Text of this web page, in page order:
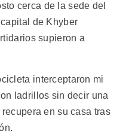
cerca de la sede del
de Khyber
supieron a
interceptaron mi
ladrillos sin decir una
en su casa tras